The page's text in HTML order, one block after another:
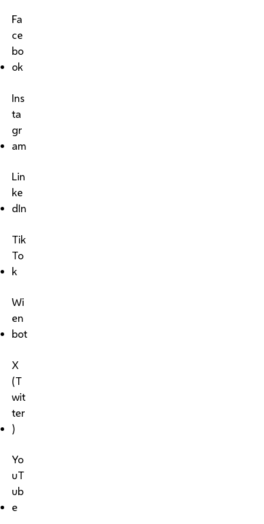
Fa
ce
bo
ok
Ins
ta
gr
am
Lin
ke
dIn
Tik
To
k
Wi
en
bot
X
(T
wit
ter
)
Yo
uT
ub
e